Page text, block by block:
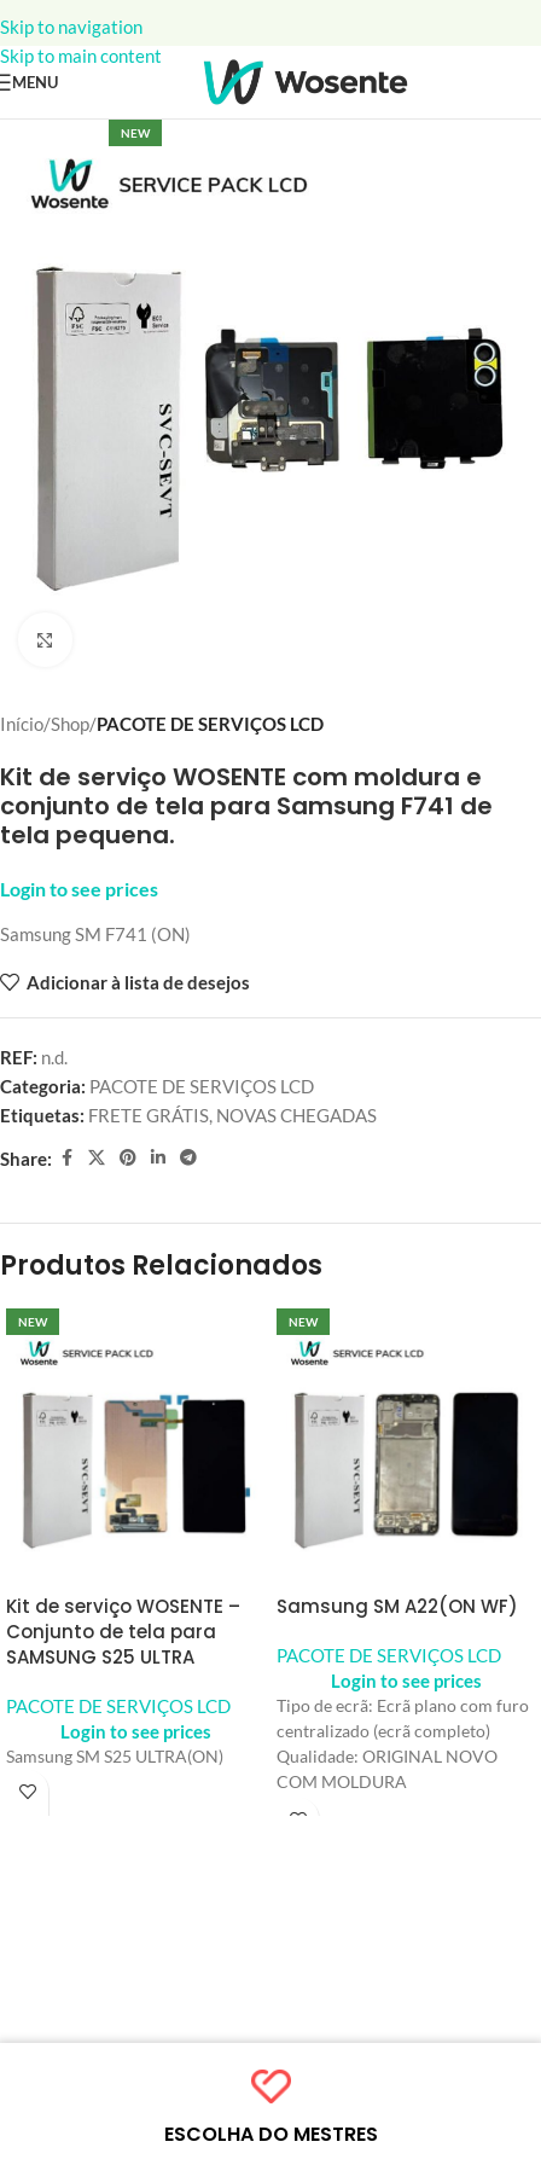
Skip to navigation
Skip to main content
MENU
NEW
Início Shop PACOTE DE SERVIÇOS LCD
Kit de serviço WOSENTE com moldura e
conjunto de tela para Samsung F741 de
tela pequena.
Login to see prices
Samsung SM F741 (ON)
Adicionar à lista de desejos
REF: n.d.
Categoria: PACOTE DE SERVIÇOS LCD
Etiquetas: FRETE GRÁTIS, NOVAS CHEGADAS
Share:
Produtos Relacionados
NEW
Kit de serviço WOSENTE –
Conjunto de tela para
SAMSUNG S25 ULTRA
PACOTE DE SERVIÇOS LCD
Login to see prices
Samsung SM S25 ULTRA(ON)
NEW
Samsung SM A22(ON WF)
PACOTE DE SERVIÇOS LCD
Login to see prices
Tipo de ecrã: Ecrã plano com furo
centralizado (ecrã completo)
Qualidade: ORIGINAL NOVO
COM MOLDURA
ESCOLHA DO MESTRES